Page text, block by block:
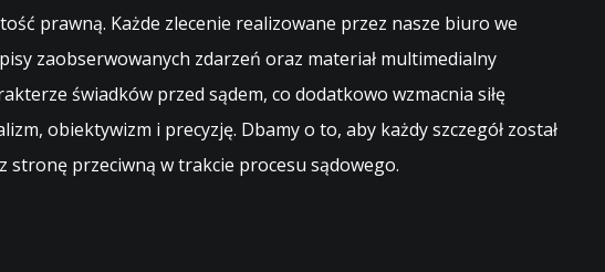
prawną. Każde zlecenie realizowane przez nasze biuro we
zaobserwowanych zdarzeń oraz materiał multimedialny
świadków przed sądem, co dodatkowo wzmacnia siłę
obiektywizm i precyzję. Dbamy o to, aby każdy szczegół został
przeciwną w trakcie procesu sądowego.